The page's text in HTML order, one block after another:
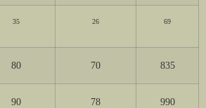
35 26 69
80 70 835
90 78 990